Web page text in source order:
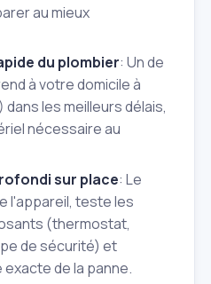
au mieux
du plombier: Un de
à votre domicile à
les meilleurs délais,
nécessaire au
sur place: Le
l'appareil, teste les
(thermostat,
de sécurité) et
de la panne.